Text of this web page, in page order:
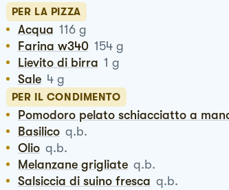
PER LA PIZZA
Acqua 116 g
Farina w340 154 g
Lievito di birra 1 g
Sale 4 g
PER IL CONDIMENTO
Pomodoro pelato schiacciatto a
Basilico q.b.
Olio q.b.
Melanzane grigliate q.b.
Salsiccia di suino fresca q.b.